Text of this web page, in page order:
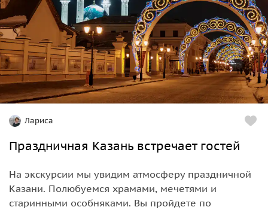
Лариса
Праздничная Казань встречает гостей
На экскурсии мы увидим атмосферу праздничной
Казани. Полюбуемся храмами, мечетями и
старинными особняками. Вы пройдете по